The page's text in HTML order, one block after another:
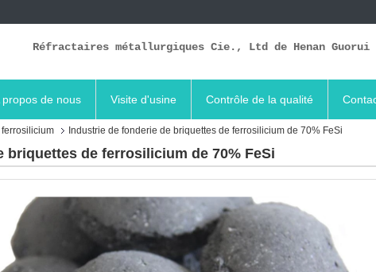
Réfractaires métallurgiques Cie., Ltd de Henan Guorui
propos de nous Visite d'usine Contrôle de la qualité
ferrosilicium Industrie de fonderie de briquettes de ferrosilicium de 70% FeSi
briquettes de ferrosilicium de 70% FeSi